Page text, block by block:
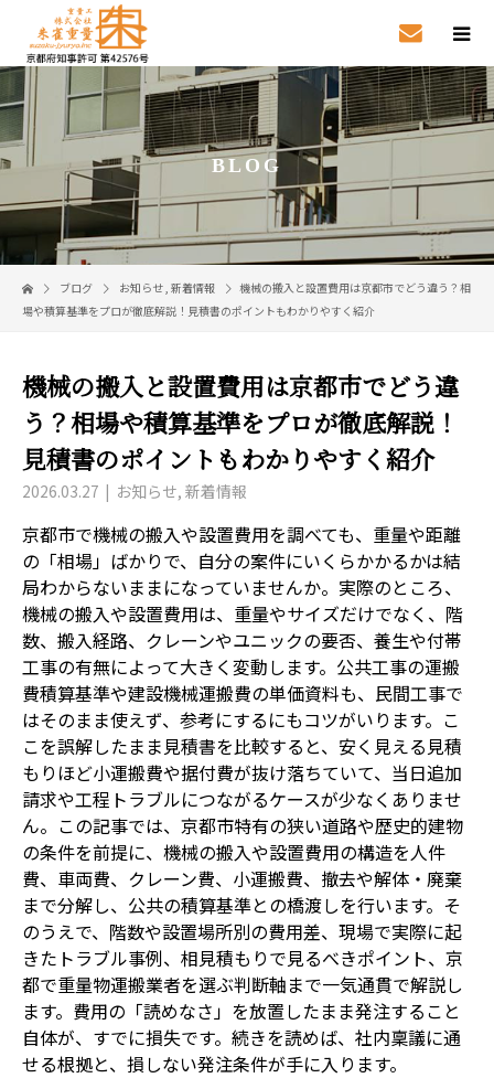
BLOG
ブログ お知らせ, 新着情報
機械の搬入と設置費用は京都市でどう違う？相
場や積算基準をプロが徹底解説！見積書のポイントもわかりやすく紹介
機械の搬入と設置費用は京都市でどう違
う？相場や積算基準をプロが徹底解説！
見積書のポイントもわかりやすく紹介
2026.03.27 お知らせ, 新着情報
京都市で機械の搬入や設置費用を調べても、重量や距離
の「相場」ばかりで、自分の案件にいくらかかるかは結
局わからないままになっていませんか。実際のところ、
機械の搬入や設置費用は、重量やサイズだけでなく、階
数、搬入経路、クレーンやユニックの要否、養生や付帯
工事の有無によって大きく変動します。公共工事の運搬
費積算基準や建設機械運搬費の単価資料も、民間工事で
はそのまま使えず、参考にするにもコツがいります。こ
こを誤解したまま見積書を比較すると、安く見える見積
もりほど小運搬費や据付費が抜け落ちていて、当日追加
請求や工程トラブルにつながるケースが少なくありませ
ん。この記事では、京都市特有の狭い道路や歴史的建物
の条件を前提に、機械の搬入や設置費用の構造を人件
費、車両費、クレーン費、小運搬費、撤去や解体・廃棄
まで分解し、公共の積算基準との橋渡しを行います。そ
のうえで、階数や設置場所別の費用差、現場で実際に起
きたトラブル事例、相見積もりで見るべきポイント、京
都で重量物運搬業者を選ぶ判断軸まで一気通貫で解説し
ます。費用の「読めなさ」を放置したまま発注すること
自体が、すでに損失です。続きを読めば、社内稟議に通
せる根拠と、損しない発注条件が手に入ります。